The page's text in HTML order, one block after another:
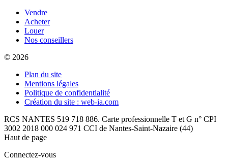
Vendre
Acheter
Louer
Nos conseillers
© 2026
Plan du site
Mentions légales
Politique de confidentialité
Création du site : web-ia.com
RCS NANTES 519 718 886. Carte professionnelle T et G n° CPI
3002 2018 000 024 971 CCI de Nantes-Saint-Nazaire (44)
Haut de page
Connectez-vous